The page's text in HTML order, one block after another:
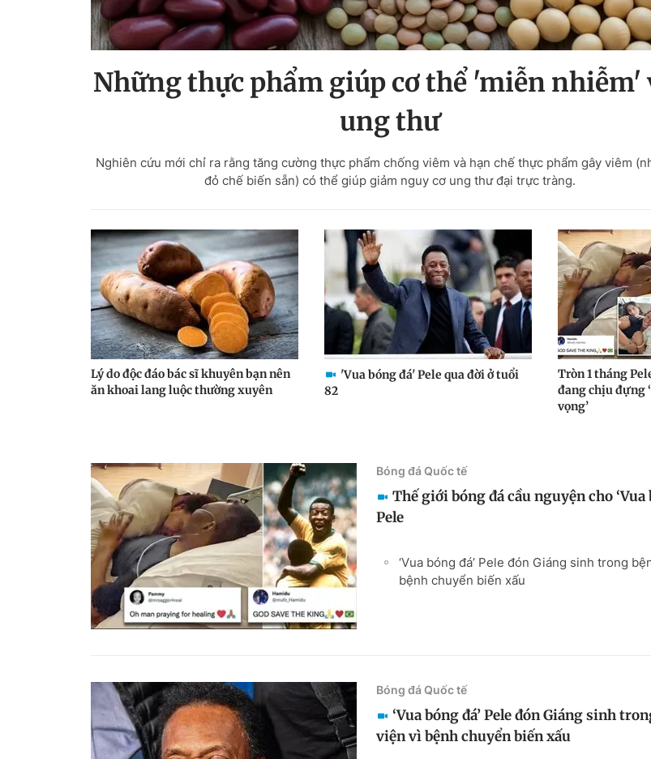
Những thực phẩm giúp cơ thể 'miễn nhiễm'
ung thư
Nghiên cứu mới chỉ ra rằng tăng cường thực phẩm chống viêm và hạn chế thực phẩm gây viêm
đỏ chế biến sẵn) có thể giúp giảm nguy cơ ung thư đại trực tràng.
Lý do độc đáo bác sĩ khuyên bạn nên
ăn khoai lang luộc thường xuyên
'Vua bóng đá' Pele qua đời ở tuổi
82
Tròn 1 tháng
đang chịu đựng
vọng’
Bóng đá Quốc tế
Thế giới bóng đá cầu nguyện cho ‘Vua
Pele
‘Vua bóng đá’ Pele đón Giáng sinh trong
bệnh chuyển biến xấu
Bóng đá Quốc tế
‘Vua bóng đá’ Pele đón Giáng sinh
viện vì bệnh chuyển biến xấu